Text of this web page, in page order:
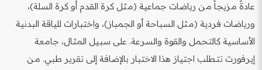
عادةً مزيجاً من رياضات جماعية (مثل كرة القدم أو كرة السلة)،
ورياضات فردية (مثل السباحة أو الجمباز)، واختبارات للياقة البدنية
الأساسية كالتحمل والقوة والسرعة. على سبيل المثال، جامعة
إيرفورت تتطلب اجتياز هذا الاختبار بالإضافة إلى تقرير طبي. من